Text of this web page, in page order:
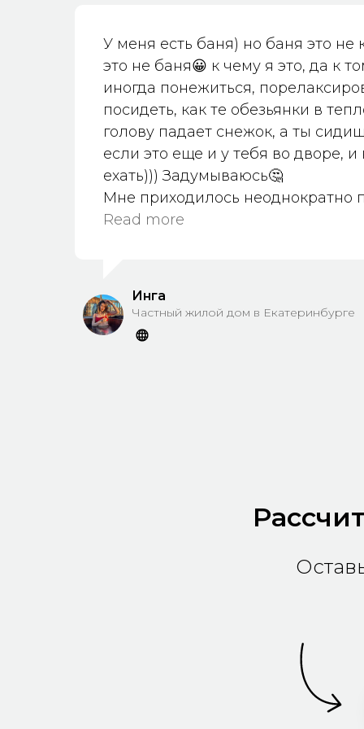
У меня есть баня) но баня это не
это не баня😀 к чему я это, да к
иногда понежиться,
посидеть, как те обезьянки в
голову падает снежок, а ты
если это еще и у тебя во дворе,
ехать))) Задумываюсь🤔
Мне приходилось неоднократно
такой купели будучи в гостях, и
зашевелились в моей голове)))🙈
Read more
Инга
Частный жилой дом в Екатеринбурге